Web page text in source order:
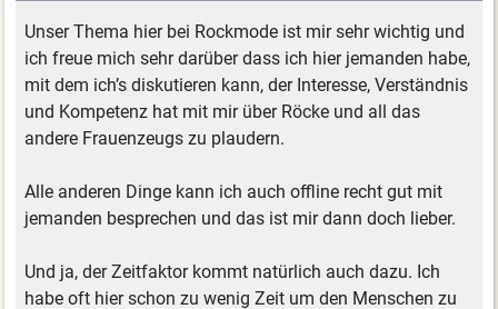
Unser Thema hier bei Rockmode ist mir sehr wichtig und
ich freue mich sehr darüber dass ich hier jemanden habe,
mit dem ich’s diskutieren kann, der Interesse, Verständnis
und Kompetenz hat mit mir über Röcke und all das
andere Frauenzeugs zu plaudern.
Alle anderen Dinge kann ich auch offline recht gut mit
jemanden besprechen und das ist mir dann doch lieber.
Und ja, der Zeitfaktor kommt natürlich auch dazu. Ich
habe oft hier schon zu wenig Zeit um den Menschen zu